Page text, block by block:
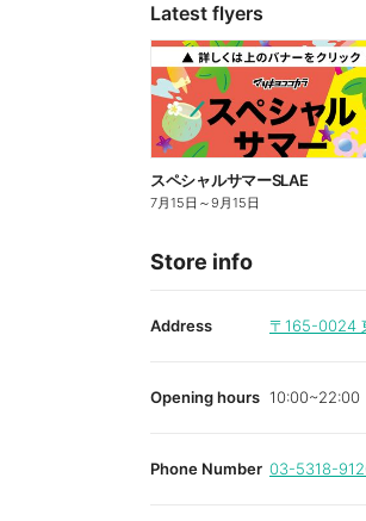
Latest flyers
スペシャルサマーSLAE
7月15日 ～9月15日
Store info
Address 〒165-0024
Opening hours 10:00~22:00
Phone Number 03-5318-